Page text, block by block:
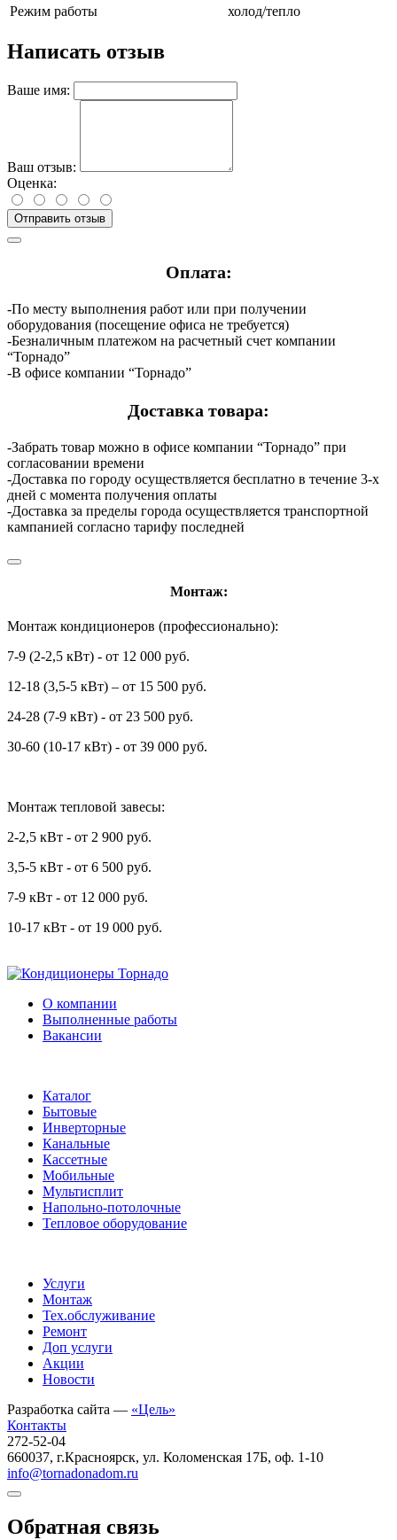
Режим работы
холод/тепло
Написать отзыв
Ваше имя:
Ваш отзыв:
Оценка:
Отправить отзыв
Оплата:
-По месту выполнения работ или при получении
оборудования (посещение офиса не требуется)
-Безналичным платежом на расчетный счет компании
“Торнадо”
-В офисе компании “Торнадо”
Доставка товара:
-Забрать товар можно в офисе компании “Торнадо” при
согласовании времени
-Доставка по городу осуществляется бесплатно в течение 3-х
дней с момента получения оплаты
-Доставка за пределы города осуществляется транспортной
кампанией согласно тарифу последней
Монтаж:
Монтаж кондиционеров (профессионально):
7-9 (2-2,5 кВт) - от 12 000 руб.
12-18 (3,5-5 кВт) – от 15 500 руб.
24-28 (7-9 кВт) - от 23 500 руб.
30-60 (10-17 кВт) - от 39 000 руб.
Монтаж тепловой завесы:
2-2,5 кВт - от 2 900 руб.
3,5-5 кВт - от 6 500 руб.
7-9 кВт - от 12 000 руб.
10-17 кВт - от 19 000 руб.
О компании
Выполненные работы
Вакансии
Каталог
Бытовые
Инверторные
Канальные
Кассетные
Мобильные
Мультисплит
Напольно-потолочные
Тепловое оборудование
Услуги
Монтаж
Тех.обслуживание
Ремонт
Доп услуги
Акции
Новости
Разработка сайта — «Цель»
Контакты
272-52-04
660037, г.Красноярск, ул. Коломенская 17Б, оф. 1-10
info@tornadonadom.ru
Обратная связь